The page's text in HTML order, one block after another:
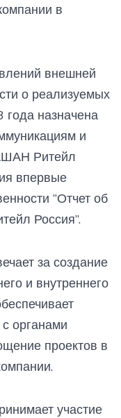
в
внешней
о реализуемых
года назначена
и
Ритейл
впервые
“Отчет об
Россия”.
за создание
и внутреннего
органами
проектов в
участие